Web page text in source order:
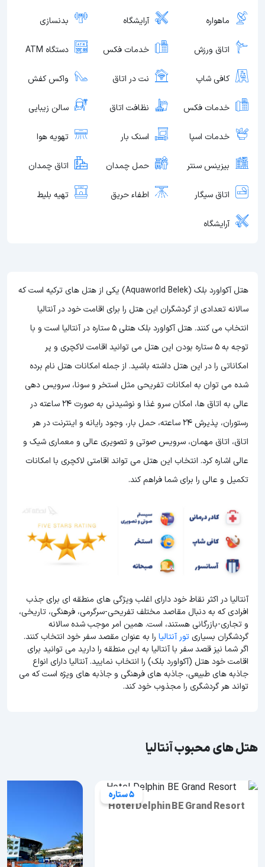
ماهواره آرایشگاه بدنسازی
اتاق ورزش خدمات فکس دستگاه ATM
کافی شاپ نت در اتاق واکس کفش
خدمات فکس نظافت اتاق سالن زیبایی
خدمات اسپا اسنک بار تهویه هوا
بیزینس سنتر حمل چمدان اتاق چمدان
اتاق سیگار اطفاء حریق تهیه بلیط
آرایشگاه
هتل آکواورد بلک (Aquaworld Belek) یکی از هتل های ترکیه است که
سالانه تعدادی از گردشگران این هتل را برای اقامت خود در آنتالیا
انتخاب می کنند. هتل آکواورد بلک هتلی 5 ستاره در آنتالیا است و با
توجه به 5 ستاره بودن این هتل
می توانید اقامت لاکچری و پر
امکاناتی را در این هتل داشته باشید. از جمله امکانات هتل نام برده
شده می توان به امکانات تفریحی مثل استخر و سونا، سرویس دهی
عالی به اتاق ها، امکان سرو غذا و نوشیدنی به صورت 24 ساعته در
رستوران، پذیرش 24 ساعته، حمل بار، وجود رایانه و اینترنت در هر
اتاق، اتاق مهمان، سرویس صوتی و تصویری عالی و معماری شیک و
عالی اشاره کرد. انتخاب این هتل می تواند اقامتی لاکچری با امکانات
تکمیل و عالی را برای شما فراهم کند.
آنتالیا در اکثر نقاط خود دارای اغلب ویژگی های منطقه ای برای جذب
افرادی که به دنبال مقاصد مختلف تفریحی-سرگرمی، فرهنگی، تاریخی،
و تجاری-بازرگانی هستند، است. همین امر موجب شده سالانه
گردشگران بسیاریتور آنتالیا را به عنوان مقصد سفر خود انتخاب کنند.
اگر شما نیز قصد سفر با آنتالیا به این منطقه را دارید می توانید برای
اقامت خود هتل (آکواورد بلک) را انتخاب نمایید. آنتالیا دارای انواع
جاذبه های طبیعی، جاذبه های فرهنگی و جاذبه های ویژه است که می
تواند هر گردشگری را مجذوب خود کند.
هتل های محبوب آنتالیا
5 ستاره
Hotel Delphin BE Grand Resort